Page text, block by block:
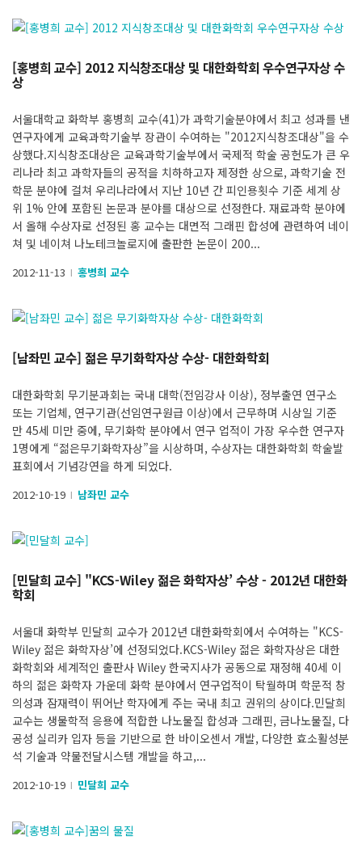
[홍병희 교수] 2012 지식창조대상 및 대한화학회 우수연구자상 수
상
서울대학교 화학부 홍병희 교수(41)가 과학기술분야에서 최고 성과를 낸
연구자에게 교육과학기술부 장관이 수여하는 "2012지식창조대상"을 수
상했다.지식창조대상은 교육과학기술부에서 국제적 학술 공헌도가 큰 우
리나라 최고 과학자들의 공적을 치하하고자 제정한 상으로, 과학기술 전
학문 분야에 걸쳐 우리나라에서 지난 10년 간 피인용횟수 기준 세계 상
위 1% 안에 포함된 논문과 분야를 대상으로 선정한다. 재료과학 분야에
서 올해 수상자로 선정된 홍 교수는 대면적 그래핀 합성에 관련하여 네이
쳐 및 네이쳐 나노테크놀로지에 출판한 논문이 200...
2012-11-13 l 홍병희 교수
[남좌민 교수] 젊은 무기화학자상 수상- 대한화학회
대한화학회 무기분과회는 국내 대학(전임강사 이상), 정부출연 연구소
또는 기업체, 연구기관(선임연구원급 이상)에서 근무하며 시상일 기준
만 45세 미만 중에, 무기화학 분야에서 연구 업적이 가장 우수한 연구자
1명에게 “젊은무기화학자상”을 시상하며, 수상자는 대한화학회 학술발
표회에서 기념강연을 하게 되었다.
2012-10-19 l 남좌민 교수
[민달희 교수] "KCS-Wiley 젊은 화학자상’ 수상 - 2012년 대한화
학회
서울대 화학부 민달희 교수가 2012년 대한화학회에서 수여하는 "KCS-
Wiley 젊은 화학자상’에 선정되었다.KCS-Wiley 젊은 화학자상은 대한
화학회와 세계적인 출판사 Wiley 한국지사가 공동으로 재정해 40세 이
하의 젊은 화학자 가운데 화학 분야에서 연구업적이 탁월하며 학문적 창
의성과 잠재력이 뛰어난 학자에게 주는 국내 최고 권위의 상이다.민달희
교수는 생물학적 응용에 적합한 나노물질 합성과 그래핀, 금나노물질, 다
공성 실리카 입자 등을 기반으로 한 바이오센서 개발, 다양한 효소활성분
석 기술과 약물전달시스템 개발을 하고,...
2012-10-19 l 민달희 교수